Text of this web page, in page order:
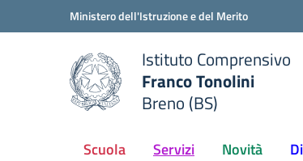
Vai ai contenuti
Vai al menu di navigazioneMinistero dell'Istruzione e del Merito
scuola
Istituto Comprensivo
Franco Tonolini
Breno (BS)
Scuola Servizi Novità